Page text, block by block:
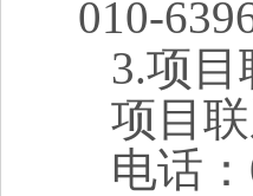
010-
3.项
项目联
电话：